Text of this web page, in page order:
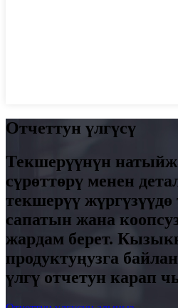
Отчеттун үлгүсү
Текшерүүнүн
сүрөттөрү менен
текшерүү
сапатын жана
жардам берет.
продуктуңузга
үлгү отчетун карап